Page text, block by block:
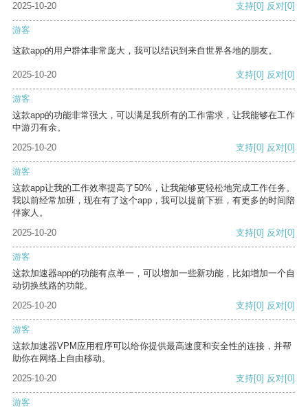
2025-10-20
支持[0] 反对[0]
游客
这款app的用户群体非常庞大，我可以结识到来自世界各地的朋友。
2025-10-20 支持[0] 反对[0]
游客
这款app的功能非常强大，可以满足我所有的工作需求，让我能够在工作
中游刃有余。
2025-10-20
支持[0] 反对[0]
游客
这款app让我的工作效率提高了50%，让我能够更轻松地完成工作任务。
我以前经常加班，现在有了这个app，我可以提前下班，有更多的时间陪
伴家人。
2025-10-20
支持[0] 反对[0]
游客
这款加速器app的功能有点单一，可以增加一些新功能，比如增加一个自
动切换线路的功能。
2025-10-20
支持[0] 反对[0]
游客
这款加速器VPM应用程序可以给你提供最高速度和安全性的连接，并帮
助你在网络上自由移动。
2025-10-20
支持[0] 反对[0]
游客